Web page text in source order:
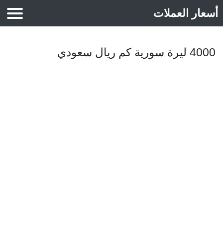
أسعار العملات
4000 ليرة سورية كم ريال سعودي